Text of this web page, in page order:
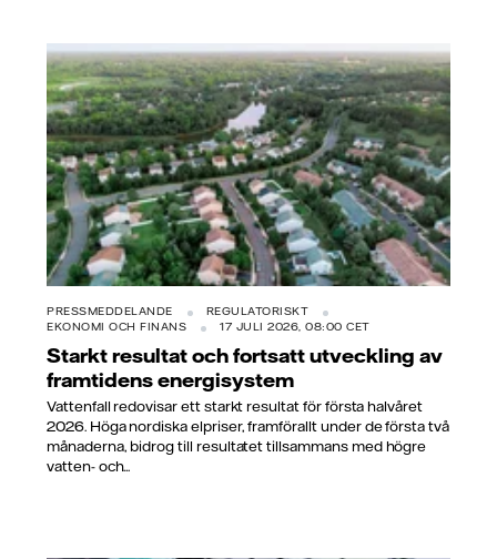
PRESSMEDDELANDE
REGULATORISKT
EKONOMI OCH FINANS
17 JULI 2026, 08:00 CET
Starkt resultat och fortsatt utveckling av
framtidens energisystem
Vattenfall redovisar ett starkt resultat för första halvåret
2026. Höga nordiska elpriser, framförallt under de första två
månaderna, bidrog till resultatet tillsammans med högre
vatten- och...